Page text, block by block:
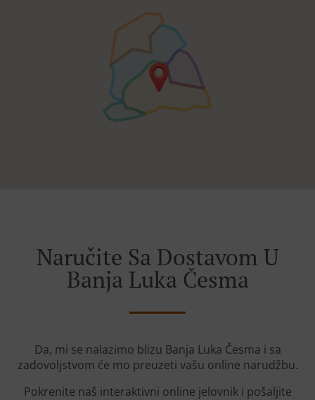
Naručite Sa Dostavom U
Banja Luka Česma
Da, mi se nalazimo blizu Banja Luka Česma i sa
zadovoljstvom će mo preuzeti vašu online narudžbu.
Pokrenite naš interaktivni online jelovnik i pošaljite